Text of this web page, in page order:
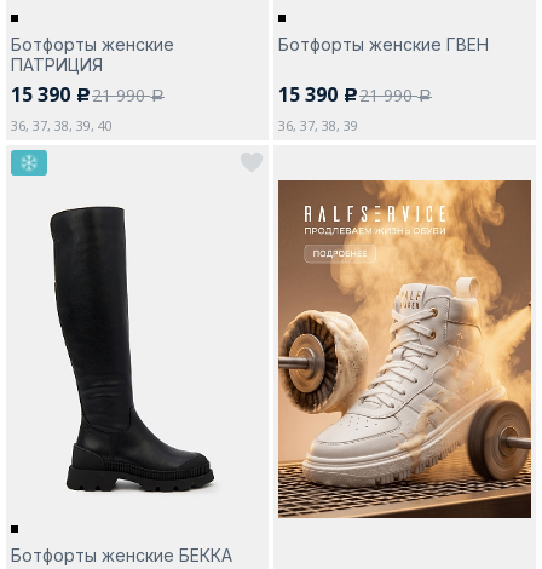
Ботфорты женские
ПАТРИЦИЯ
15 390 c21 990a
36, 37, 38, 39, 40
Ботфорты женские ГВЕН
15 390 c21 990a
36, 37, 38, 39
Ботфорты женские БЕККА